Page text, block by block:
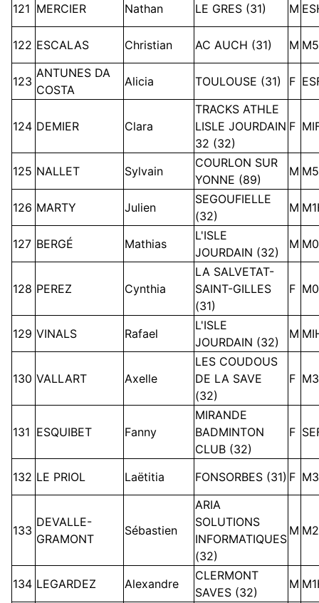
121 MERCIER Nathan LE GRES (31) M
122 ESCALAS Christian AC AUCH (31) M
123
ANTUNES DA
COSTA
Alicia TOULOUSE (31) F
124 DEMIER Clara
TRACKS ATHLE
LISLE JOURDAIN
32 (32)
F
125 NALLET Sylvain
COURLON SUR
YONNE (89)
M
126 MARTY Julien
SEGOUFIELLE
(32)
M
127 BERGÉ Mathias
L'ISLE
JOURDAIN (32)
M
128 PEREZ Cynthia
LA SALVETAT-
SAINT-GILLES
(31)
F
129 VINALS Rafael
L'ISLE
JOURDAIN (32)
M
130 VALLART Axelle
LES COUDOUS
DE LA SAVE
(32)
F
131 ESQUIBET Fanny
MIRANDE
BADMINTON
CLUB (32)
F
132 LE PRIOL Laëtitia FONSORBES (31) F
133
DEVALLE-
GRAMONT
Sébastien
ARIA
SOLUTIONS
INFORMATIQUES
(32)
M
134 LEGARDEZ Alexandre
CLERMONT
SAVES (32)
M